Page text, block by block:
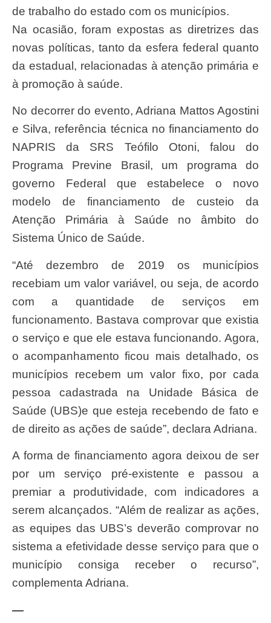
de trabalho do estado com os municípios.
Na ocasião, foram expostas as diretrizes das
novas políticas, tanto da esfera federal quanto
da estadual, relacionadas à atenção primária e
à promoção à saúde.
No decorrer do evento, Adriana Mattos Agostini
e Silva, referência técnica no financiamento do
NAPRIS da SRS Teófilo Otoni, falou do
Programa Previne Brasil, um programa do
governo Federal que estabelece o novo
modelo de financiamento de custeio da
Atenção Primária à Saúde no âmbito do
Sistema Único de Saúde.
“Até dezembro de 2019 os municípios
recebiam um valor variável, ou seja, de acordo
com a quantidade de serviços em
funcionamento. Bastava comprovar que existia
o serviço e que ele estava funcionando. Agora,
o acompanhamento ficou mais detalhado, os
municípios recebem um valor fixo, por cada
pessoa cadastrada na Unidade Básica de
Saúde (UBS)e que esteja recebendo de fato e
de direito as ações de saúde”, declara Adriana.
A forma de financiamento agora deixou de ser
por um serviço pré-existente e passou a
premiar a produtividade, com indicadores a
serem alcançados. “Além de realizar as ações,
as equipes das UBS’s deverão comprovar no
sistema a efetividade desse serviço para que o
município consiga receber o recurso”,
complementa Adriana.
—